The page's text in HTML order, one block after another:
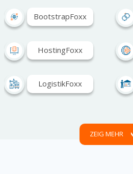
BootstrapFoxx
HostingFoxx
LogistikFoxx
ZEIG MEHR